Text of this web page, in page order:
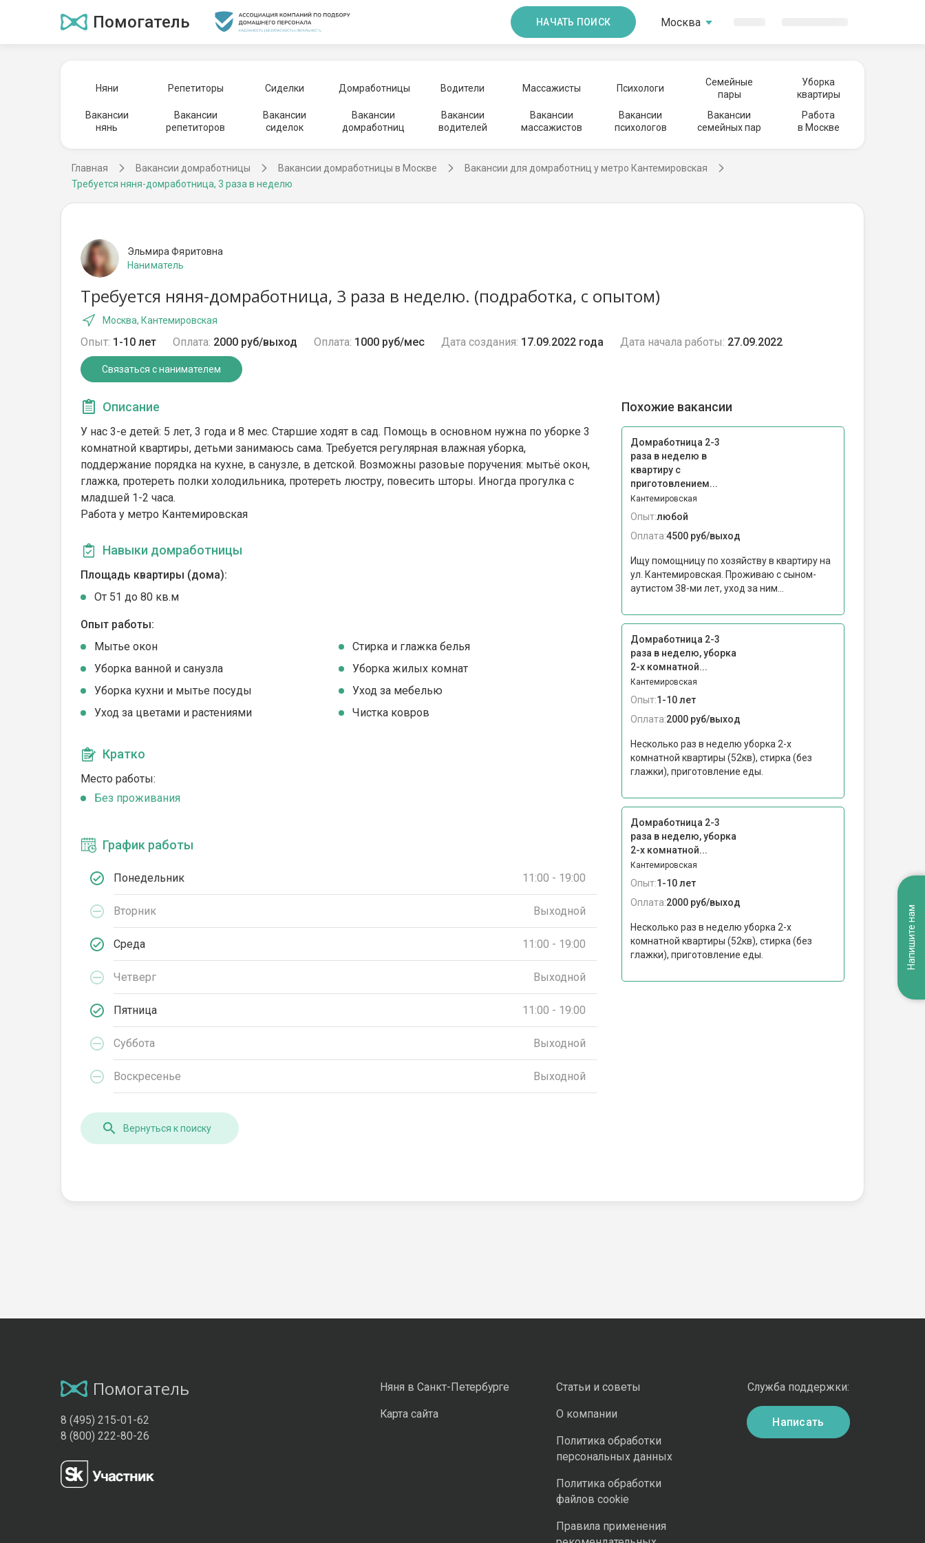
Помогатель НАЧАТЬ ПОИСК Москва
Няни Репетиторы Сиделки Домработницы Водители Массажисты Психологи
Семейные
пары
Уборка
квартиры
Вакансии
нянь
Вакансии
репетиторов
Вакансии
сиделок
Вакансии
домработниц
Вакансии
водителей
Вакансии
массажистов
Вакансии
психологов
Вакансии
семейных пар
Работа
в Москве
Главная Вакансии домработницы Вакансии домработницы в Москве
Вакансии для домработниц у метро Кантемировская
Требуется няня-домработница, 3 раза в неделю
Эльмира Фяритовна
Наниматель
Требуется няня-домработница, 3 раза в неделю. (подработка, с опытом)
Москва, Кантемировская
Опыт: 1-10 лет Оплата: 2000 руб/выход Оплата: 1000 руб/мес Дата создания: 17.09.2022 года Дата начала работы: 27.09.2022
Связаться с нанимателем
Описание
У нас 3-е детей: 5 лет, 3 года и 8 мес. Старшие ходят в сад. Помощь в основном нужна по уборке 3
комнатной квартиры, детьми занимаюсь сама. Требуется регулярная влажная уборка,
поддержание порядка на кухне, в санузле, в детской. Возможны разовые поручения: мытьё окон,
глажка, протереть полки холодильника, протереть люстру, повесить шторы. Иногда прогулка с
младшей 1-2 часа.
Работа у метро Кантемировская
Навыки домработницы
Площадь квартиры (дома):
От 51 до 80 кв.м
Опыт работы:
Мытье окон
Стирка и глажка белья
Уборка ванной и санузла
Уборка жилых комнат
Уборка кухни и мытье посуды
Уход за мебелью
Уход за цветами и растениями
Чистка ковров
Кратко
Место работы:
Без проживания
График работы
Понедельник 11:00 - 19:00
Вторник Выходной
Среда 11:00 - 19:00
Четверг Выходной
Пятница 11:00 - 19:00
Суббота Выходной
Воскресенье Выходной
Похожие вакансии
Домработница 2-3
раза в неделю в
квартиру с
приготовлением...
Кантемировская
Опыт:любой
Оплата:4500 руб/выход
Ищу помощницу по хозяйству в квартиру на
ул. Кантемировская. Проживаю с сыном-
аутистом 38-ми лет, уход за ним...
Домработница 2-3
раза в неделю, уборка
2-х комнатной...
Кантемировская
Опыт:1-10 лет
Оплата:2000 руб/выход
Несколько раз в неделю уборка 2-х
комнатной квартиры (52кв), стирка (без
глажки), приготовление еды.
Домработница 2-3
раза в неделю, уборка
2-х комнатной...
Кантемировская
Опыт:1-10 лет
Оплата:2000 руб/выход
Несколько раз в неделю уборка 2-х
комнатной квартиры (52кв), стирка (без
глажки), приготовление еды.
Вернуться к поиску
Помогатель
8 (495) 215-01-62
8 (800) 222-80-26
Няня в Санкт-Петербурге
Карта сайта
Статьи и советы
О компании
Политика обработки
персональных данных
Политика обработки
файлов cookie
Правила применения
Служба поддержки:
Написать
Напишите нам